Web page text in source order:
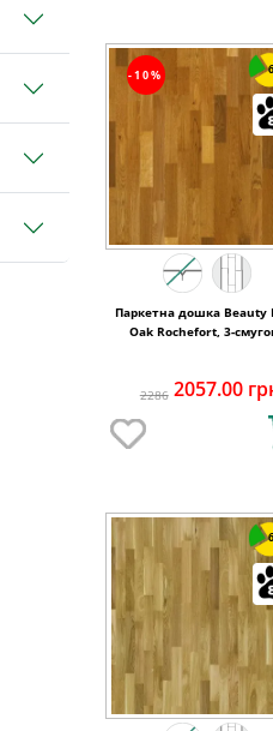
-10% 6
Паркетна дошка Beauty
Oak Rochefort, 3-
2286 2057.00
6